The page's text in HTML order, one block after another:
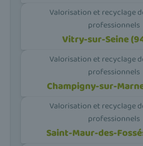
Valorisation et recyclage
professionnels
Vitry-sur-Seine
Valorisation et recyclage
professionnels
Champigny-sur-
Valorisation et recyclage
professionnels
Saint-Maur-des-